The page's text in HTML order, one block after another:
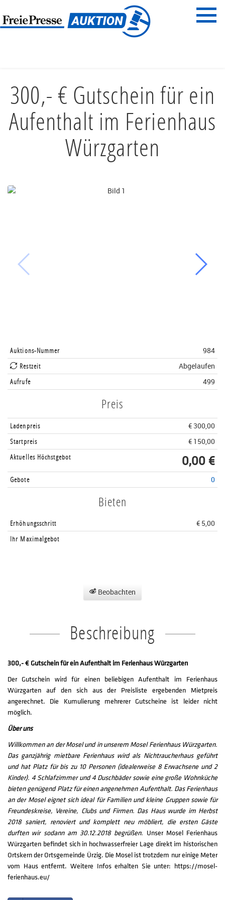
Menü
300,- € Gutschein für ein
Aufenthalt im Ferienhaus
Würzgarten
Auktions-Nummer
984
Restzeit
Abgelaufen
Aufrufe
499
Preis
Ladenpreis
€ 300,00
Startpreis
€ 150,00
Aktuelles Höchstgebot
0,00 €
Gebote 0
Bieten
Erhöhungsschritt
€ 5,00
Ihr Maximalgebot
Beobachten
Beschreibung
300,- € Gutschein für ein Aufenthalt im Ferienhaus Würzgarten
Der Gutschein wird für einen beliebigen Aufenthalt im Ferienhaus
Würzgarten auf den sich aus der Preisliste ergebenden Mietpreis
angerechnet. Die Kumulierung mehrerer Gutscheine ist leider nicht
möglich.
Über uns
Willkommen an der Mosel und in unserem Mosel Ferienhaus Würzgarten.
Das ganzjährig mietbare Ferienhaus wird als Nichtraucherhaus geführt
und hat Platz für bis zu 10 Personen (idealerweise 8 Erwachsene und 2
Kinder). 4 Schlafzimmer und 4 Duschbäder sowie eine große Wohnküche
bieten genügend Platz für einen angenehmen Aufenthalt. Das Ferienhaus
an der Mosel eignet sich ideal für Familien und kleine Gruppen sowie für
Freundeskreise, Vereine, Clubs und Firmen. Das Haus wurde im Herbst
2018 saniert, renoviert und komplett neu möbliert, die ersten Gäste
durften wir sodann am 30.12.2018 begrüßen. Unser Mosel Ferienhaus
Würzgarten befindet sich in hochwasserfreier Lage direkt im historischen
Ortskern der Ortsgemeinde Ürzig. Die Mosel ist trotzdem nur einige Meter
vom Haus entfernt. Weitere Infos erhalten Sie unter: https://mosel-
ferienhaus.eu/